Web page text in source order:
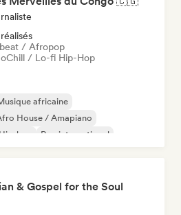
/ Afropop
Chill / Lo-fi Hip-Hop
africaine
House / Amapiano
Hip-hop
Rap international
& Gospel for the Soul